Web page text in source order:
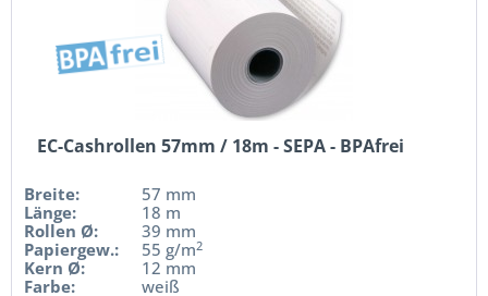
EC-Cashrollen 57mm / 18m - SEPA - BPAfrei
Breite:
57 mm
Länge:
18 m
Rollen Ø:
39 mm
Papiergew.:
55 g/m2
Kern Ø:
12 mm
Farbe:
weiß